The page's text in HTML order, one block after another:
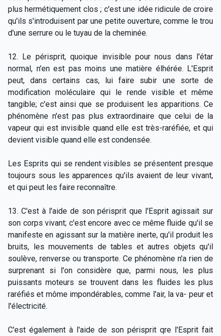
plus hermétiquement clos ; c'est une idée ridicule de croire
qu'ils s'introduisent par une petite ouverture, comme le trou
d'une serrure ou le tuyau de la cheminée.
12. Le périsprit, quoique invisible pour nous dans l'étar
normal, n'en est pas moins une matière élhérée. L'Esprit
peut, dans certains cas, lui faire subir une sorte de
modification moléculaire qui le rende visible et même
tangible; c'est ainsi que se produisent les apparitions. Ce
phénomène n'est pas plus extraordinaire que celui de la
vapeur qui est invisible quand elle est très-raréfiée, et qui
devient visible quand elle est condensée.
Les Esprits qui se rendent visibles se présentent presque
toujours sous les apparences qu'ils avaient de leur vivant,
et qui peut les faire reconnaître.
13. C'est à l'aide de son périsprit que l'Esprit agissait sur
son corps vivant; c'est encore avec ce même fluide qu'il se
manifeste en agissant sur la matière inerte, qu'il produit les
bruits, les mouvements de tables et autres objets qu'il
soulève, renverse ou transporte. Ce phénomène n'a rien de
surprenant si l'on considère que, parmi nous, les plus
puissants moteurs se trouvent dans les fluides les plus
raréfiés et môme impondérables, comme l'air, la va- peur et
l'électricité.
C'est également à l'aide de son périsprit qre l'Esprit fait